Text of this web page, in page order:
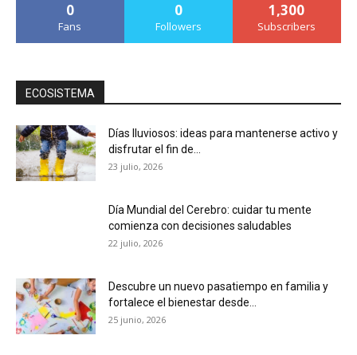
0
Fans
0
Followers
1,300
Subscribers
ECOSISTEMA
Días lluviosos: ideas para mantenerse activo y
disfrutar el fin de...
23 julio, 2026
Día Mundial del Cerebro: cuidar tu mente
comienza con decisiones saludables
22 julio, 2026
Descubre un nuevo pasatiempo en familia y
fortalece el bienestar desde...
25 junio, 2026